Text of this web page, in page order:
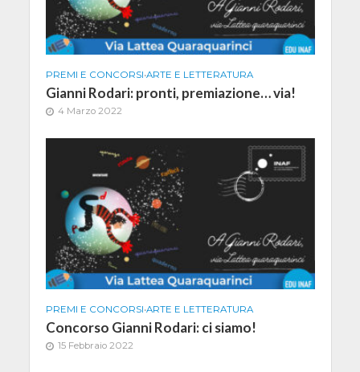
PREMI E CONCORSI•ARTE E LETTERATURA
Gianni Rodari: pronti, premiazione… via!
4 Marzo 2022
PREMI E CONCORSI•ARTE E LETTERATURA
Concorso Gianni Rodari: ci siamo!
15 Febbraio 2022